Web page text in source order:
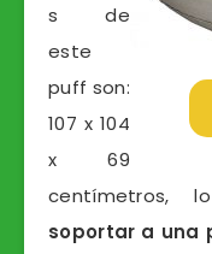
s de
este
puff son:
107 x 104
x 69
centímetros,
soportar a una